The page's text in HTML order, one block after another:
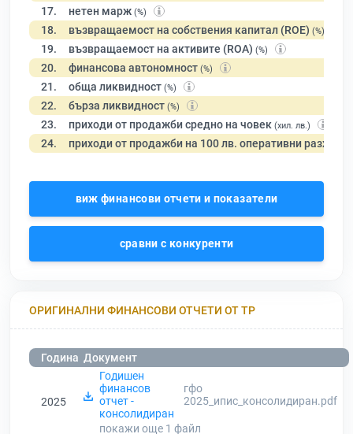
17. нетен марж (%)
18. възвращаемост на собствения капитал (ROE) (%)
19. възвращаемост на активите (ROA) (%)
20. финансова автономност (%)
21. обща ликвидност (%)
22. бърза ликвидност (%)
23. приходи от продажби средно на човек (хил. лв.)
24. приходи от продажби на 100 лв. оперативни разходи
виж финансови отчети и показатели
сравни с конкуренти
ОРИГИНАЛНИ ФИНАНСОВИ ОТЧЕТИ ОТ ТР
Година Документ
2025
Годишен
финансов
отчет -
консолидиран
гфо
2025_ипис_консолидиран.pdf
покажи още 1 файл